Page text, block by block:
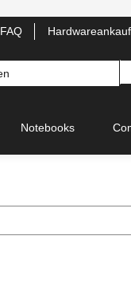
FAQ
Hardwareankauf
Notebooks